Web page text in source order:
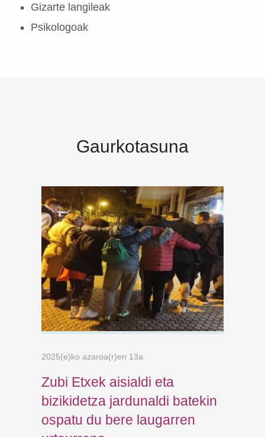
Gizarte langileak
Psikologoak
Gaurkotasuna
2025(e)ko azaroa(r)en 13a
Zubi Etxek aisialdi eta
bizikidetza jardunaldi batekin
ospatu du bere laugarren